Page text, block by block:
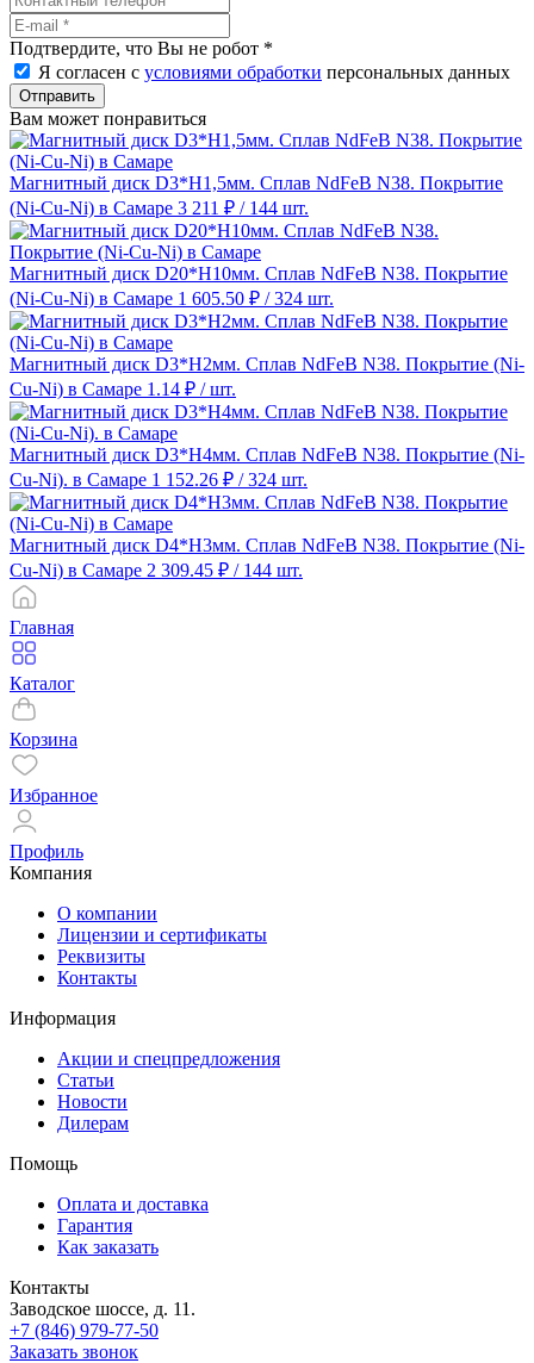
Подтвердите, что Вы не робот *
Я согласен с условиями обработки персональных данных
Отправить
Вам может понравиться
Магнитный диск D3*H1,5мм. Сплав NdFeB N38. Покрытие
(Ni-Cu-Ni) в Самаре 3 211 ₽ / 144 шт.
Магнитный диск D20*H10мм. Сплав NdFeB N38. Покрытие
(Ni-Cu-Ni) в Самаре 1 605.50 ₽ / 324 шт.
Магнитный диск D3*H2мм. Сплав NdFeB N38. Покрытие (Ni-
Cu-Ni) в Самаре 1.14 ₽ / шт.
Магнитный диск D3*H4мм. Сплав NdFeB N38. Покрытие (Ni-
Cu-Ni). в Самаре 1 152.26 ₽ / 324 шт.
Магнитный диск D4*H3мм. Сплав NdFeB N38. Покрытие (Ni-
Cu-Ni) в Самаре 2 309.45 ₽ / 144 шт.
Главная
Каталог
Корзина
Избранное
Профиль
Компания
О компании
Лицензии и сертификаты
Реквизиты
Контакты
Информация
Акции и спецпредложения
Статьи
Новости
Дилерам
Помощь
Оплата и доставка
Гарантия
Как заказать
Контакты
Заводское шоссе, д. 11.
+7 (846) 979-77-50
Заказать звонок